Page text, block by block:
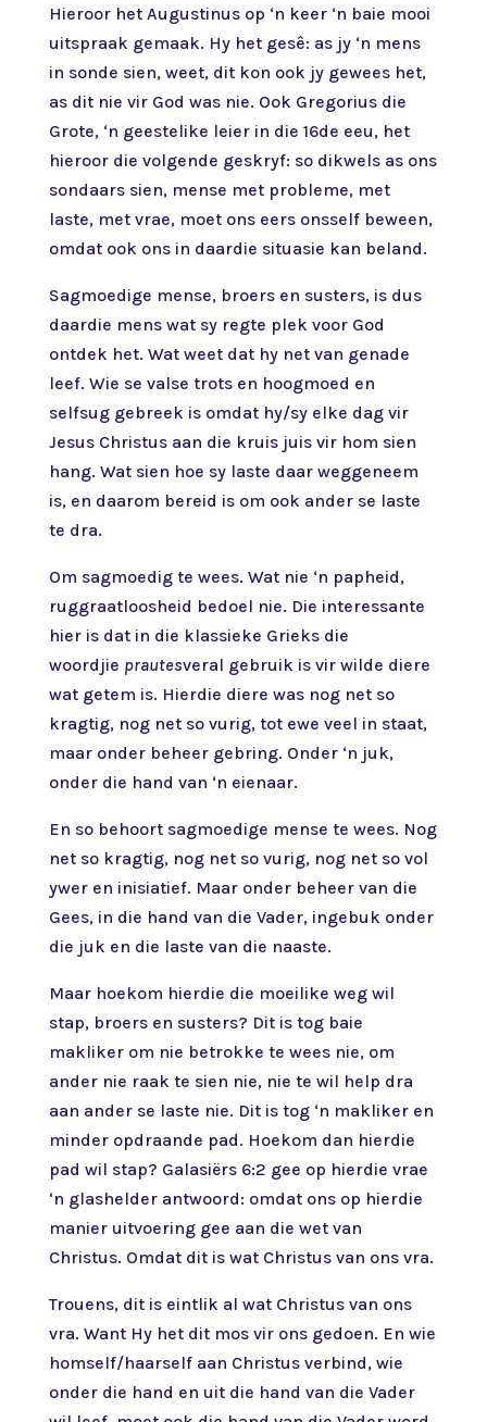
Hieroor het Augustinus op ‘n keer ‘n baie mooi
uitspraak gemaak. Hy het gesê: as jy ‘n mens
in sonde sien, weet, dit kon ook jy gewees het,
as dit nie vir God was nie. Ook Gregorius die
Grote, ‘n geestelike leier in die 16de eeu, het
hieroor die volgende geskryf: so dikwels as ons
sondaars sien, mense met probleme, met
laste, met vrae, moet ons eers onsself beween,
omdat ook ons in daardie situasie kan beland.
Sagmoedige mense, broers en susters, is dus
daardie mens wat sy regte plek voor God
ontdek het. Wat weet dat hy net van genade
leef. Wie se valse trots en hoogmoed en
selfsug gebreek is omdat hy/sy elke dag vir
Jesus Christus aan die kruis juis vir hom sien
hang. Wat sien hoe sy laste daar weggeneem
is, en daarom bereid is om ook ander se laste
te dra.
Om sagmoedig te wees. Wat nie ‘n papheid,
ruggraatloosheid bedoel nie. Die interessante
hier is dat in die klassieke Grieks die
woordjie prautesveral gebruik is vir wilde diere
wat getem is. Hierdie diere was nog net so
kragtig, nog net so vurig, tot ewe veel in staat,
maar onder beheer gebring. Onder ‘n juk,
onder die hand van ‘n eienaar.
En so behoort sagmoedige mense te wees. Nog
net so kragtig, nog net so vurig, nog net so vol
ywer en inisiatief. Maar onder beheer van die
Gees, in die hand van die Vader, ingebuk onder
die juk en die laste van die naaste.
Maar hoekom hierdie die moeilike weg wil
stap, broers en susters? Dit is tog baie
makliker om nie betrokke te wees nie, om
ander nie raak te sien nie, nie te wil help dra
aan ander se laste nie. Dit is tog ‘n makliker en
minder opdraande pad. Hoekom dan hierdie
pad wil stap? Gala­siërs 6:2 gee op hierdie vrae
‘n glashelder antwoord: omdat ons op hierdie
manier uitvoering gee aan die wet van
Christus. Omdat dit is wat Christus van ons vra.
Trouens, dit is eintlik al wat Christus van ons
vra. Want Hy het dit mos vir ons gedoen. En wie
homself/haarself aan Christus verbind, wie
onder die hand en uit die hand van die Vader